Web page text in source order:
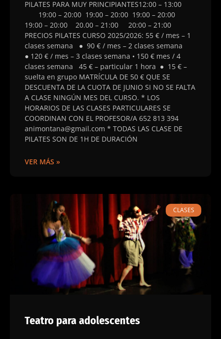
PILATES PARA MUY PRINCIPIANTES12:00 – 13:00
19:00 – 20:00 19:00 – 20:00 19:00 – 20:00
19:00 – 20:00 20.00 – 21:00 20:00 – 21:00
PRECIOS PILATES CURSO 2025/2026: 55 € / mes – 1
clases semana ● 90 € / mes – 2 clases semana
● 120 € / mes – 3 clases semana • 150 € mes / 4
clases semana 45 € – particular 1 hora ● 15 € –
suelta en grupo MATRÍCULA DE 50 € QUE SE
DESCUENTA DE LA CUOTA DE JUNIO SI NO SE FALTA
A CLASE NINGÚN MES DEL CURSO. * LOS
HORARIOS DE LAS CLASES PARTICULARES SE
COORDINAN CON EL PROFESOR/A 652 813 394
animontana@gmail.com * TODAS LAS CLASE DE
PILATES SON DE 1H DE DURACIÓN
VER MÁS »
CLASES
Teatro para adolescentes